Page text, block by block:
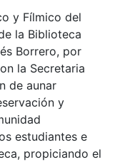
y Fílmico del
la Biblioteca
Borrero, por
la Secretaria
de aunar
y
estudiantes e
propiciando el